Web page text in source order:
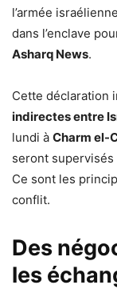
l’armée
dans l’enclave
Asharq News.
Cette déclaration
indirectes entre
lundi à Charm el-
seront supervisés
Ce sont les
conflit.
Des
les